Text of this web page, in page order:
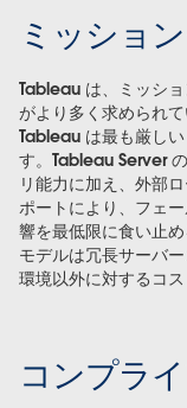
ミッショ
Tableau は、ミッシ
がより多く求められ
Tableau は最も厳し
す。Tableau Server
リ能力に加え、外部
ポートにより、フェ
響を最低限に食い止
モデルは冗長サーバ
環境以外に対するコス
コンプラ